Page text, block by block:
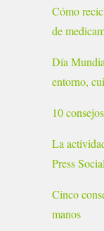
Cómo
de
Día
entorno,
10
La
Press
Cinco
manos